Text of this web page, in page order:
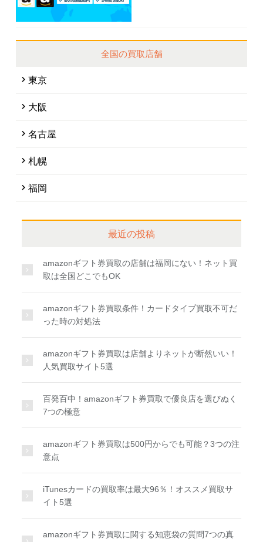
全国の買取店舗
東京
大阪
名古屋
札幌
福岡
最近の投稿
amazonギフト券買取の店舗は福岡にない！ネット買
取は全国どこでもOK
amazonギフト券買取条件！カードタイプ買取不可だ
った時の対処法
amazonギフト券買取は店舗よりネットが断然いい！
人気買取サイト5選
百発百中！amazonギフト券買取で優良店を選びぬく
7つの極意
amazonギフト券買取は500円からでも可能？3つの注
意点
iTunesカードの買取率は最大96％！オススメ買取サ
イト5選
amazonギフト券買取に関する知恵袋の質問7つの真